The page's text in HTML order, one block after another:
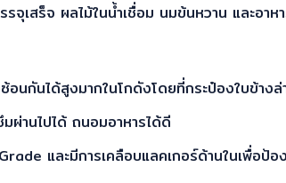
จุเสร็จ ผลไม้ในน้ำเชื่อม นมข้นหวาน และอาห
นกันได้สูงมากในโกดังโดยที่กระป๋องใบข้างล่
ผ่านไปได้ ถนอมอาหารได้ดี
และมีการเคลือบแลคเกอร์ด้านในเพื่อป้